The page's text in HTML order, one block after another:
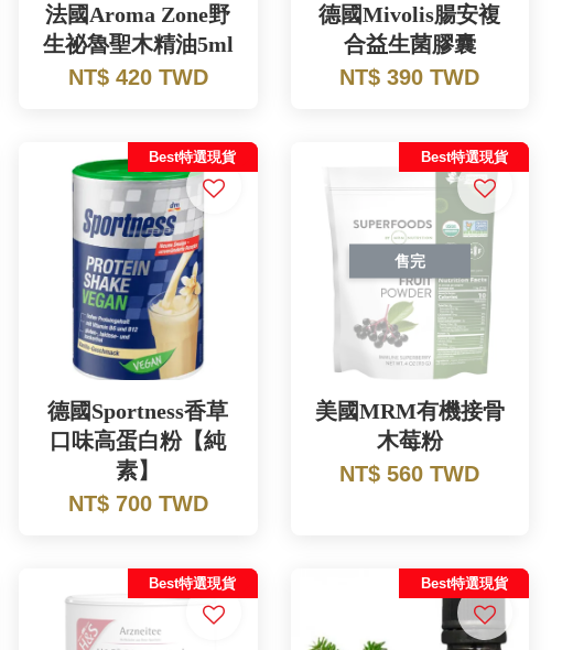
法國Aroma Zone野
生祕魯聖木精油5ml
NT$ 420 TWD
德國Mivolis腸安複
合益生菌膠囊
NT$ 390 TWD
Best特選現貨
德國Sportness香草
口味高蛋白粉【純
素】
NT$ 700 TWD
售完
Best特選現貨
美國MRM有機接骨
木莓粉
NT$ 560 TWD
Best特選現貨 Best特選現貨